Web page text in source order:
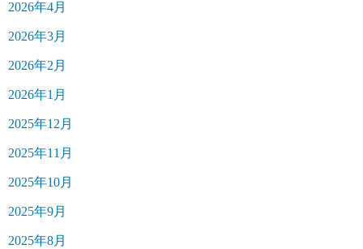
2026年4月
2026年3月
2026年2月
2026年1月
2025年12月
2025年11月
2025年10月
2025年9月
2025年8月